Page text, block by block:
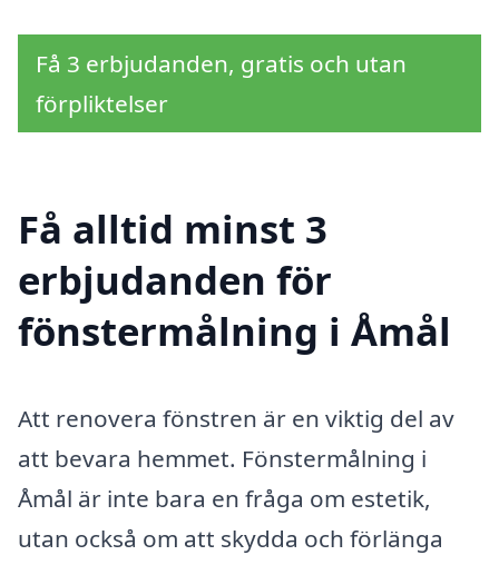
Få 3 erbjudanden, gratis och utan
förpliktelser
Få alltid minst 3
erbjudanden för
fönstermålning i Åmål
Att renovera fönstren är en viktig del av
att bevara hemmet. Fönstermålning i
Åmål är inte bara en fråga om estetik,
utan också om att skydda och förlänga